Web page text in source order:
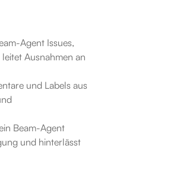
Agent Issues,
Ausnahmen an
und Labels aus
Beam-Agent
und hinterlässt